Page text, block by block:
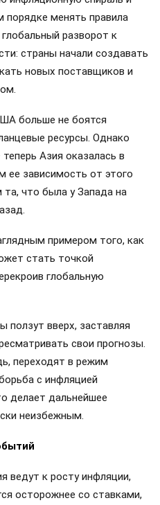
порядке менять правила
разворот к
страны начали создавать
новых поставщиков и
больше не боятся
ресурсы. Однако
Азия оказалась в
ее зависимость от этого
та, что была у Запада на
примером того, как
стать точкой
глобальную
ползут вверх, заставляя
свои прогнозы.
переходят в режим
с инфляцией
делает дальнейшее
неизбежным.
ведут к росту инфляции,
осторожнее со ставками,